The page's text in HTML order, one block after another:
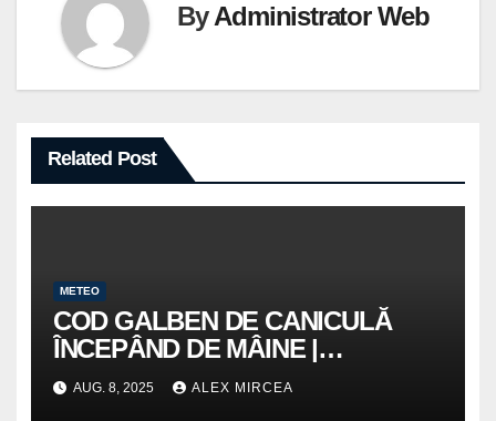
ByAdministrator Web
Related Post
METEO
COD GALBEN DE CANICULĂ
ÎNCEPÂND DE MÂINE |
RECOMANDĂRI DE LA ISU
GIURGIU
AUG. 8, 2025 ALEX MIRCEA